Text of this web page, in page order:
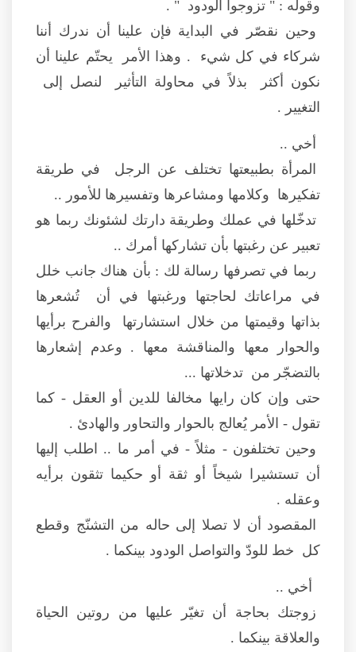
وقوله : " تزوجوا الودود " .
وحين نقصّر في البداية فإن علينا أن ندرك أننا
شركاء في كل شيء . وهذا الأمر يحتّم علينا أن
نكون أكثر بذلاً في محاولة التأثير لنصل إلى
التغيير .
أخي ..
المرأة بطبيعتها تختلف عن الرجل في طريقة
تفكيرها وكلامها ومشاعرها وتفسيرها للأمور ..
تدخّلها في عملك وطريقة دارتك لشئونك ربما هو
تعبير عن رغبتها بأن تشاركها أمرك ..
ربما في تصرفها رسالة لك : بأن هناك جانب خلل
في مراعاتك لحاجتها ورغبتها في أن تُشعرها
بذاتها وقيمتها من خلال استشارتها والفرح برأيها
والحوار معها والمناقشة معها . وعدم إشعارها
بالتضجّر من تدخلاتها ...
حتى وإن كان رايها مخالفا للدين أو العقل - كما
تقول - الأمر يُعالج بالحوار والتحاور والهادئ .
وحين تختلفون - مثلاً - في أمر ما .. اطلب إليها
أن تستشيرا شيخاً أو ثقة أو حكيما تثقون برأيه
وعقله .
المقصود أن لا تصلا إلى حاله من التشنّج وقطع
كل خط للودّ والتواصل الودود بينكما .
أخي ..
زوجتك بحاجة أن تغيّر عليها من روتين الحياة
والعلاقة بينكما .